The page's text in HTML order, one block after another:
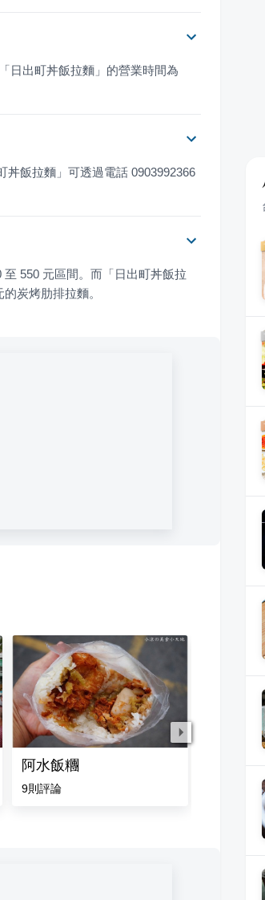
日出町丼飯拉麵」的營業時間為
丼飯拉麵」可透過電話 0903992366
550 元區間。而「日出町丼飯拉
炭烤肋排拉麵。
阿水飯糰
9則評論